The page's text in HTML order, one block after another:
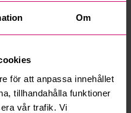
Om
för att anpassa innehållet
tillhandahålla funktioner
vår trafik. Vi
Dubbelsidig Squatrack